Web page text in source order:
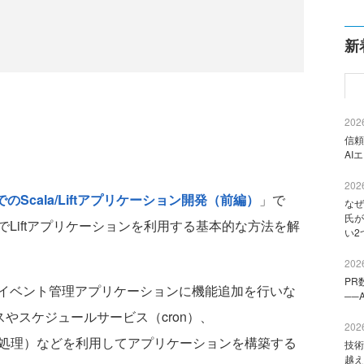
Scala/Liftアプリケーション開発（前編）
」で
Liftアプリケーションを利用する基本的な方法を解
ント管理アプリケーションに機能追加を行いな
スケジュールサービス（cron）、
理）などを利用してアプリケーションを構築する
新
信
AI
な
氏
い2
PR
技
越